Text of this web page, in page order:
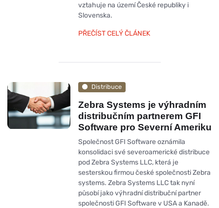
vztahuje na území České republiky i
Slovenska.
PŘEČÍST CELÝ ČLÁNEK
Distribuce
Zebra Systems je výhradním
distribučním partnerem GFI
Software pro Severní Ameriku
Společnost GFI Software oznámila
konsolidaci své severoamerické distribuce
pod Zebra Systems LLC, která je
sesterskou firmou české společnosti Zebra
systems. Zebra Systems LLC tak nyní
působí jako výhradní distribuční partner
společnosti GFI Software v USA a Kanadě.